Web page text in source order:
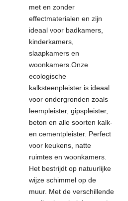
met en zonder
effectmaterialen en zijn
ideaal voor badkamers,
kinderkamers,
slaapkamers en
woonkamers. Onze
ecologische
kalksteenpleister is ideaal
voor ondergronden zoals
leempleister, gipspleister,
beton en alle soorten kalk-
en cementpleister. Perfect
voor keukens, natte
ruimtes en woonkamers.
Het bestrijdt op natuurlijke
wijze schimmel op de
muur. Met de verschillende